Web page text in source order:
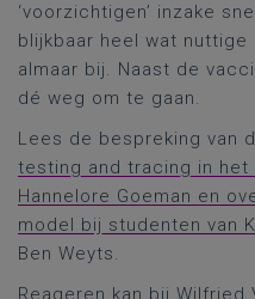
‘voorzichtigen’ inzake
blijkbaar heel wat
almaar bij. Naast de
dé weg om te gaan.
Lees de bespreking van
testing and tracing in het
Hannelore Goeman en
model bij studenten van
Ben Weyts.
Reageren kan bij Wilfried